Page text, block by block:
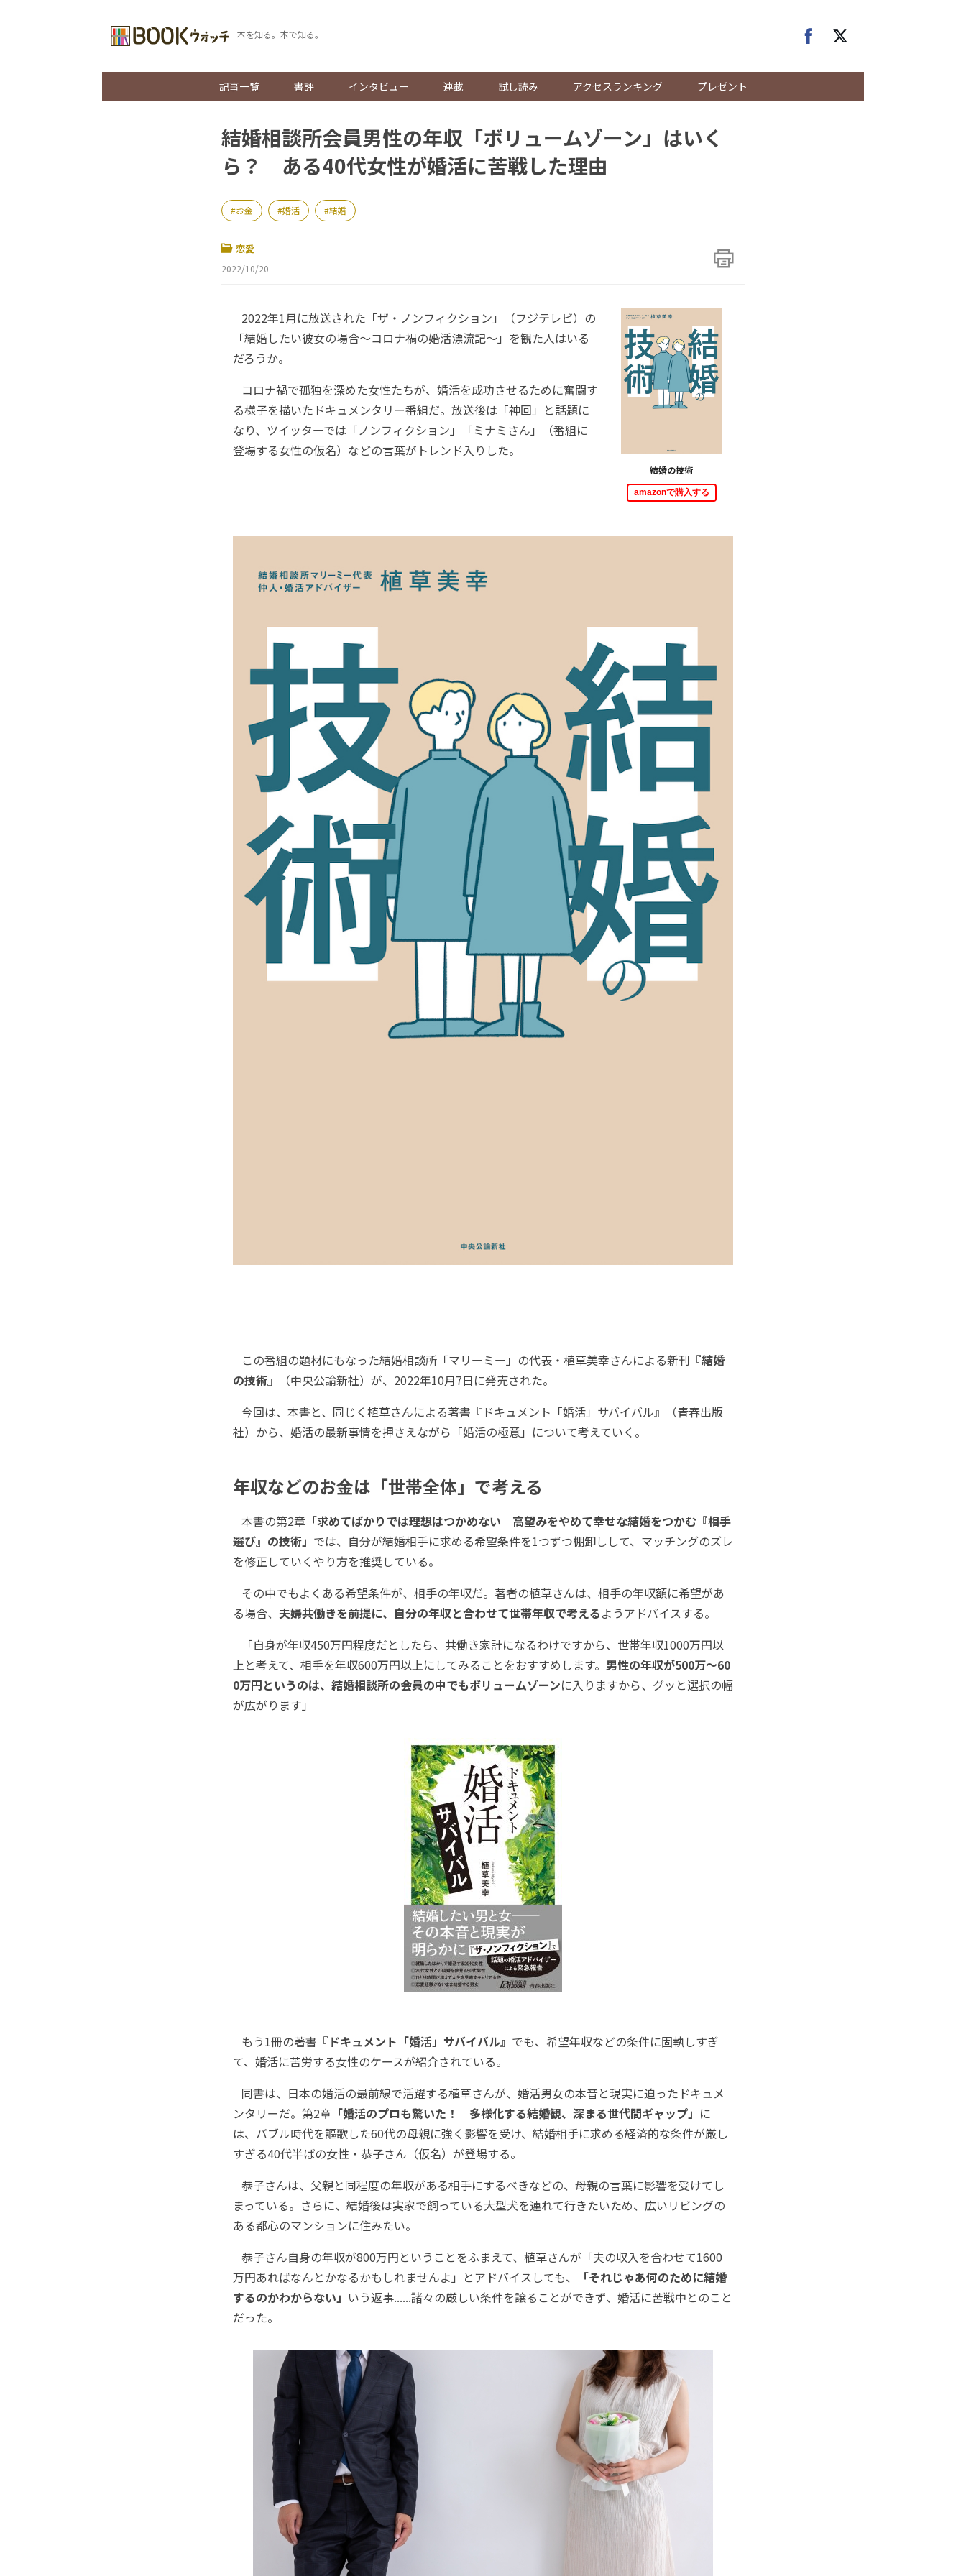
本を知る。本で知る。
記事一覧 書評 インタビュー 連載 試し読み アクセスランキング プレゼント
結婚相談所会員男性の年収「ボリュームゾーン」はいく
ら？ ある40代女性が婚活に苦戦した理由
お金 婚活 結婚
恋愛
2022/10/20
結婚の技術
amazonで購入する
2022年1月に放送された「ザ・ノンフィクション」（フジテレビ）の
「結婚したい彼女の場合～コロナ禍の婚活漂流記～」を観た人はいる
だろうか。
コロナ禍で孤独を深めた女性たちが、婚活を成功させるために奮闘す
る様子を描いたドキュメンタリー番組だ。放送後は「神回」と話題に
なり、ツイッターでは「ノンフィクション」「ミナミさん」（番組に
登場する女性の仮名）などの言葉がトレンド入りした。
この番組の題材にもなった結婚相談所「マリーミー」の代表・植草美幸さんによる新刊 『結婚
の技術』
（中央公論新社）が、2022年10月7日に発売された。
今回は、本書と、同じく植草さんによる著書『ドキュメント「婚活」サバイバル』（青春出版
社）から、婚活の最新事情を押さえながら「婚活の極意」について考えていく。
年収などのお金は「世帯全体」で考える
本書の第2章 「求めてばかりでは理想はつかめない 高望みをやめて幸せな結婚をつかむ『相手
選び』の技術」 では、自分が結婚相手に求める希望条件を1つずつ棚卸しして、マッチングのズレ
を修正していくやり方を推奨している。
その中でもよくある希望条件が、相手の年収だ。著者の植草さんは、相手の年収額に希望があ
る場合、 夫婦共働きを前提に、自分の年収と合わせて世帯年収で考えるようアドバイスする。
「自身が年収450万円程度だとしたら、共働き家計になるわけですから、世帯年収1000万円以
上と考えて、相手を年収600万円以上にしてみることをおすすめします。 男性の年収が500万～60
0万円というのは、結婚相談所の会員の中でもボリュームゾーンに入りますから、グッと選択の幅
が広がります」
もう1冊の著書 『ドキュメント「婚活」サバイバル』 でも、希望年収などの条件に固執しすぎ
て、婚活に苦労する女性のケースが紹介されている。
同書は、日本の婚活の最前線で活躍する植草さんが、婚活男女の本音と現実に迫ったドキュメ
ンタリーだ。第2章 「婚活のプロも驚いた！ 多様化する結婚観、深まる世代間ギャップ」 に
は、バブル時代を謳歌した60代の母親に強く影響を受け、結婚相手に求める経済的な条件が厳し
すぎる40代半ばの女性・恭子さん（仮名）が登場する。
恭子さんは、父親と同程度の年収がある相手にするべきなどの、母親の言葉に影響を受けてし
まっている。さらに、結婚後は実家で飼っている大型犬を連れて行きたいため、広いリビングの
ある都心のマンションに住みたい。
恭子さん自身の年収が800万円ということをふまえて、植草さんが「夫の収入を合わせて1600
万円あればなんとかなるかもしれませんよ」とアドバイスしても、
「それじゃあ何のために結婚
するのかわからない」 いう返事......諸々の厳しい条件を譲ることができず、婚活に苦戦中とのこと
だった。